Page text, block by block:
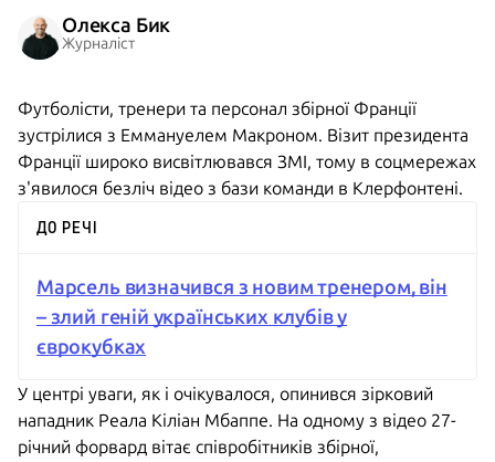
Олекса Бик
Журналіст
Футболісти, тренери та персонал збірної Франції
зустрілися з Еммануелем Макроном. Візит президента
Франції широко висвітлювався ЗМІ, тому в соцмережах
з'явилося безліч відео з бази команди в Клерфонтені.
ДО РЕЧІ
Марсель визначився з новим тренером, він
– злий геній українських клубів у
єврокубках
У центрі уваги, як і очікувалося, опинився зірковий
нападник Реала Кіліан Мбаппе. На одному з відео 27-
річний форвард вітає співробітників збірної,